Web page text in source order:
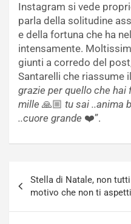
Instagram si vede
parla della solitudine
e della fortuna che ha
intensamente.
giunti a corredo del
Santarelli che riassume
grazie per quello che
mille 🙏🏼 tu sai ..anima
..cuore grande ❤️”.
articoli
Stella di Natale, non
motivo che non ti aspetti